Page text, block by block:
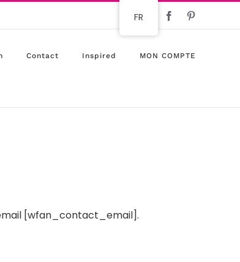
InstagramFacebook
Contact Inspired MON COMPTE
[wfan_contact_email].
FR